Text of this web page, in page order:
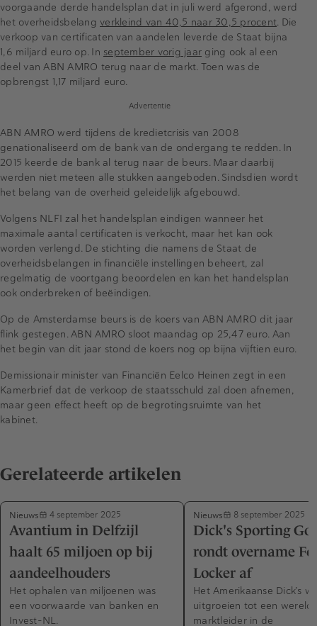
voorgaande derde handelsplan dat in juli werd afgerond, werd
het overheidsbelang verkleind van 40,5 naar 30,5 procent. Die
verkoop van certificaten van aandelen leverde de Staat bijna
1,6 miljard euro op. In september vorig jaar ging ook al een
deel van ABN AMRO terug naar de markt. Toen was de
opbrengst 1,17 miljard euro.
Advertentie
ABN AMRO werd tijdens de kredietcrisis van 2008
genationaliseerd om de bank van de ondergang te redden. In
2015 keerde de bank al terug naar de beurs. Maar daarbij
werden niet meteen alle stukken aangeboden. Sindsdien wordt
het belang van de overheid geleidelijk afgebouwd.
Volgens NLFI zal het handelsplan eindigen wanneer het
maximale aantal certificaten is verkocht, maar het kan ook
worden verlengd. De stichting die namens de Staat de
overheidsbelangen in financiële instellingen beheert, zal
regelmatig de voortgang beoordelen en kan het handelsplan
ook onderbreken of beëindigen.
Op de Amsterdamse beurs is de koers van ABN AMRO dit jaar
flink gestegen. ABN AMRO sloot maandag op 25,47 euro. Aan
het begin van dit jaar stond de koers nog op bijna vijftien euro.
Demissionair minister van Financiën Eelco Heinen zegt in een
Kamerbrief dat de verkoop de staatsschuld zal doen afnemen,
maar geen effect heeft op de begrotingsruimte van het
kabinet.
Gerelateerde artikelen
Nieuws 4 september 2025
Avantium in Delfzijl
haalt 65 miljoen op bij
aandeelhouders
Het ophalen van miljoenen was
een voorwaarde van banken en
Invest-NL.
Nieuws 8 september 2025
Dick's Sporting
rondt overname
Locker af
Het Amerikaanse Dick’s wil
uitgroeien tot een
marktleider in de